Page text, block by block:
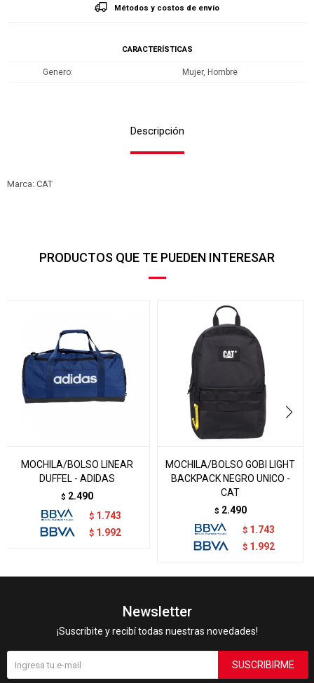
Métodos y costos de envío
CARACTERÍSTICAS
Genero Mujer, Hombre
Descripción
Marca: CAT
PRODUCTOS QUE TE PUEDEN INTERESAR
MOCHILA/BOLSO LINEAR
DUFFEL - ADIDAS
$ 2.490
$ 1.743
$ 1.992
MOCHILA/BOLSO GOBI LIGHT
BACKPACK NEGRO UNICO -
CAT
$ 2.490
$ 1.743
$ 1.992
Newsletter
¡Suscribite y recibí todas nuestras novedades!
SUSCRIBIRME